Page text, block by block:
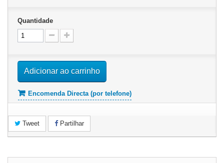
Quantidade
Adicionar ao carrinho
Encomenda Directa (por telefone)
Tweet Partilhar